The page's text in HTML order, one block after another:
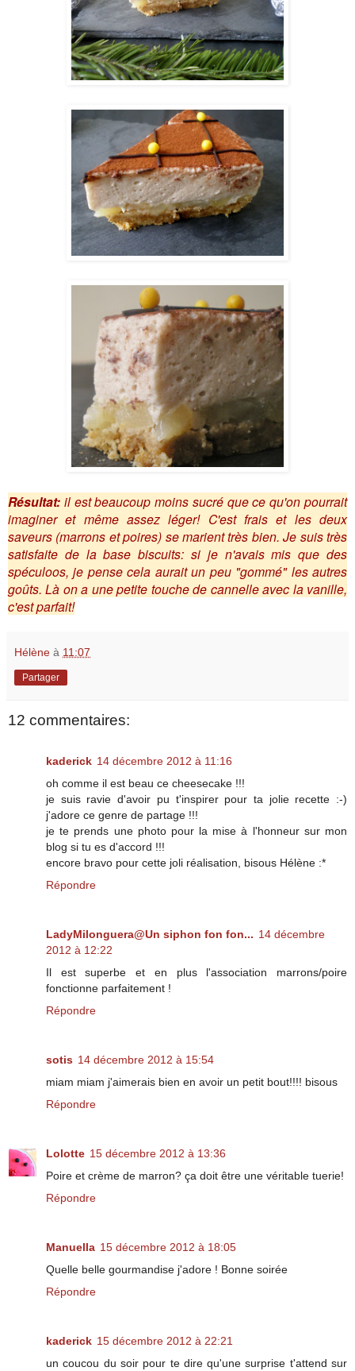
Résultat: il est beaucoup moins sucré que ce qu'on pourrait
imaginer et même assez léger! C'est frais et les deux
saveurs (marrons et poires) se marient très bien. Je suis très
satisfaite de la base biscuits: si je n'avais mis que des
spéculoos, je pense cela aurait un peu "gommé" les autres
goûts. Là on a une petite touche de cannelle avec la vanille,
c'est parfait!
Hélène à 11:07
Partager
12 commentaires:
kaderick 14 décembre 2012 à 11:16
oh comme il est beau ce cheesecake !!!
je suis ravie d'avoir pu t'inspirer pour ta jolie recette :-)
j'adore ce genre de partage !!!
je te prends une photo pour la mise à l'honneur sur mon
blog si tu es d'accord !!!
encore bravo pour cette joli réalisation, bisous Hélène :*
Répondre
LadyMilonguera@Un siphon fon fon... 14 décembre
2012 à 12:22
Il est superbe et en plus l'association marrons/poire
fonctionne parfaitement !
Répondre
sotis 14 décembre 2012 à 15:54
miam miam j'aimerais bien en avoir un petit bout!!!! bisous
Répondre
Lolotte 15 décembre 2012 à 13:36
Poire et crème de marron? ça doit être une véritable tuerie!
Répondre
Manuella 15 décembre 2012 à 18:05
Quelle belle gourmandise j'adore ! Bonne soirée
Répondre
kaderick 15 décembre 2012 à 22:21
un coucou du soir pour te dire qu'une surprise t'attend sur